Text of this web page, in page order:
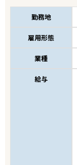
勤務地
雇用形態
業種
給与